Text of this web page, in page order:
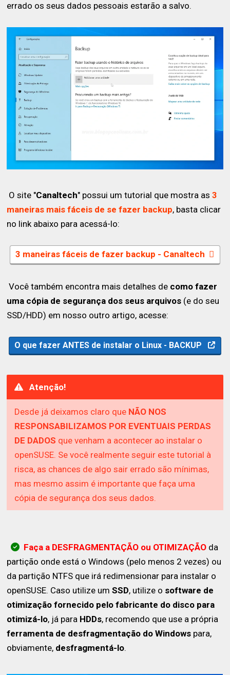
errado os seus dados pessoais estarão a salvo.
O site "Canaltech" possui um tutorial que mostra as3
maneiras mais fáceis de se fazer backup, basta clicar
no link abaixo para acessá-lo:
3 maneiras fáceis de fazer backup - Canaltech
Você também encontra mais detalhes de como fazer
uma cópia de segurança dos seus arquivos (e do seu
SSD/HDD) em nosso outro artigo, acesse:
O que fazer ANTES de instalar o Linux - BACKUP
Atenção!
Desde já deixamos claro que NÃO NOS
RESPONSABILIZAMOS POR EVENTUAIS PERDAS
DE DADOS que venham a acontecer ao instalar o
openSUSE. Se você realmente seguir este tutorial à
risca, as chances de algo sair errado são mínimas,
mas mesmo assim é importante que faça uma
cópia de segurança dos seus dados.
Faça a DESFRAGMENTAÇÃO ou OTIMIZAÇÃO da
partição onde está o Windows (pelo menos 2 vezes) ou
da partição NTFS que irá redimensionar para instalar o
openSUSE. Caso utilize umSSD, utilize o software de
otimização fornecido pelo fabricante do disco para
otimizá-lo, já para HDDs, recomendo que use a própria
ferramenta de desfragmentação do Windows para,
obviamente, desfragmentá-lo.